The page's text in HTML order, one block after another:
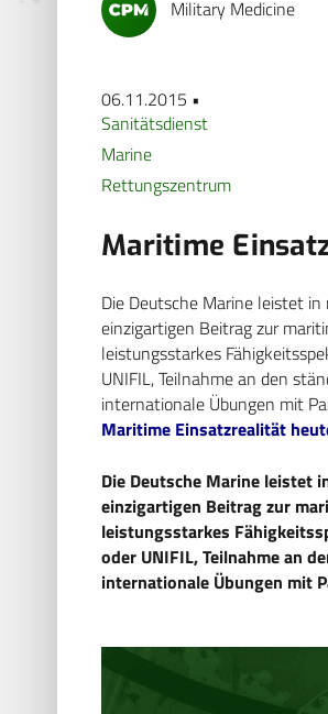
Military Medicine
06.11.2015 •
Sanitätsdienst
Marine
Rettungszentrum
Maritime
Die Deutsche Marine leistet
einzigartigen Beitrag zur
leistungsstarkes
UNIFIL, Teilnahme an den
internationale Übungen mit
Maritime Einsatzrealität
Die Deutsche Marine leistet
einzigartigen Beitrag zur
leistungsstarkes
oder UNIFIL, Teilnahme an
internationale Übungen mit